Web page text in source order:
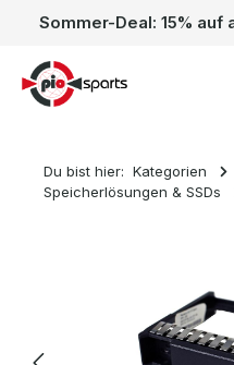
Zum Hauptinhalt springen
Du bist hier: Kategorien
Speicherlösungen & SSDs